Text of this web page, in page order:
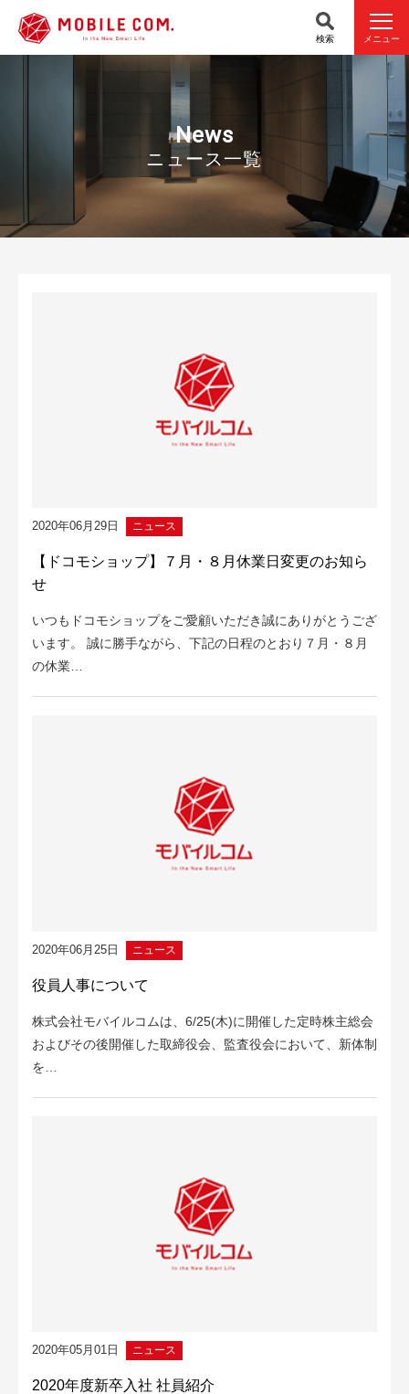
メニュー
検索
News
ニュース一覧
2020年06月29日 ニュース
【ドコモショップ】７月・８月休業日変更のお知ら
せ
いつもドコモショップをご愛顧いただき誠にありがとうござ
います。 誠に勝手ながら、下記の日程のとおり７月・８月
の休業…
2020年06月25日 ニュース
役員人事について
株式会社モバイルコムは、6/25(木)に開催した定時株主総会
およびその後開催した取締役会、監査役会において、新体制
を…
2020年05月01日 ニュース
2020年度新卒入社 社員紹介